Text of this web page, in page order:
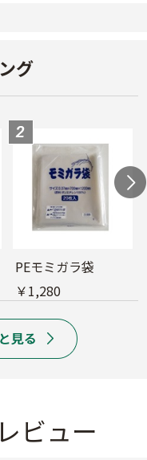
グ
PEモミガラ袋
￥1,280
ビュー